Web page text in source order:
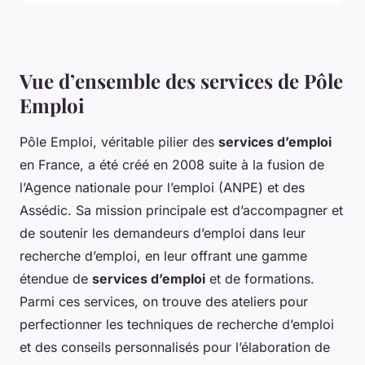
Vue d’ensemble des services de Pôle
Emploi
Pôle Emploi, véritable pilier des services d’emploi
en France, a été créé en 2008 suite à la fusion de
l’Agence nationale pour l’emploi (ANPE) et des
Assédic. Sa mission principale est d’accompagner et
de soutenir les demandeurs d’emploi dans leur
recherche d’emploi, en leur offrant une gamme
étendue de services d’emploi et de formations.
Parmi ces services, on trouve des ateliers pour
perfectionner les techniques de recherche d’emploi
et des conseils personnalisés pour l’élaboration de